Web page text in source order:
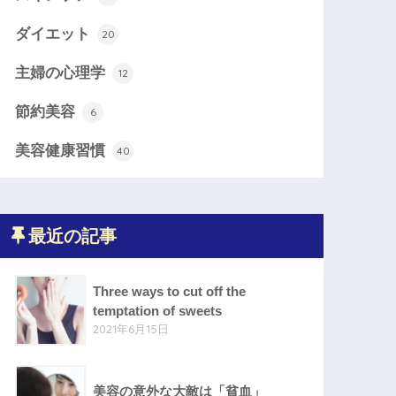
ダイエット 20
主婦の心理学 12
節約美容 6
美容健康習慣 40
最近の記事
Three ways to cut off the
temptation of sweets
2021年6月15日
美容の意外な大敵は「貧血」